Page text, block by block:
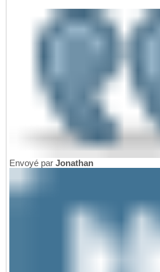
Envoyé par Jonathan